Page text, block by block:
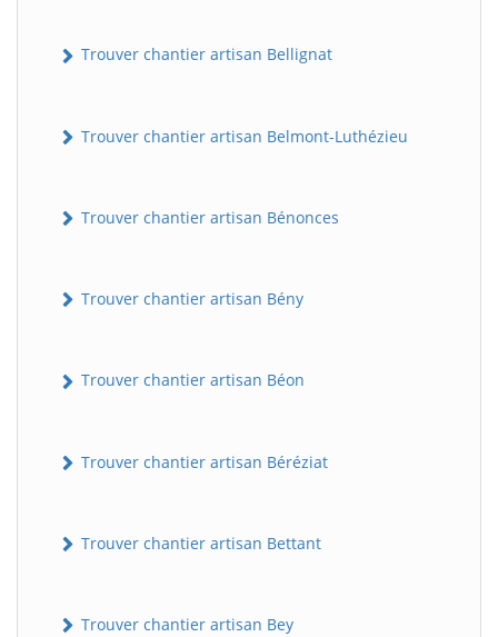
Trouver chantier artisan Bellignat
Trouver chantier artisan Belmont-Luthézieu
Trouver chantier artisan Bénonces
Trouver chantier artisan Bény
Trouver chantier artisan Béon
Trouver chantier artisan Béréziat
Trouver chantier artisan Bettant
Trouver chantier artisan Bey